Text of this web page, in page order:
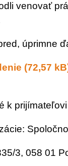
venovať
úprimne
k
3, 058 01